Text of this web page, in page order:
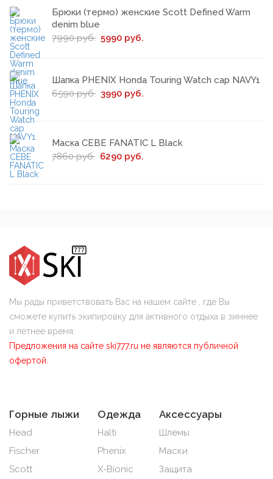
Брюки (термо) женские Scott Defined Warm
denim blue
7990 руб. 5990 руб.
Шапка PHENIX Honda Touring Watch cap NAVY1
6590 руб. 3990 руб.
Маска CEBE FANATIC L Black
7860 руб. 6290 руб.
Мы рады приветствовать Вас на нашем сайте , где Вы
сможете купить экипировку для активного отдыха в зимнее
и летнее время.
Предложения на сайте ski777.ru не являются публичной
офертой.
Горные лыжи
Head
Fischer
Scott
Одежда
Halti
Phenix
X-Bionic
Аксессуары
Шлемы
Маски
Защита